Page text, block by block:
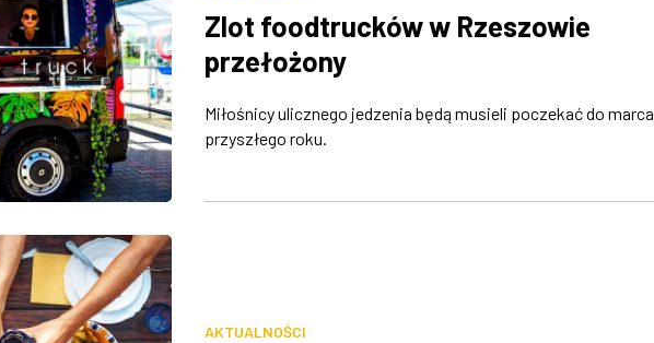
Zlot foodtrucków w Rzeszowie
przełożony
Miłośnicy ulicznego jedzenia będą musieli poczekać do marca
przyszłego roku.
AKTUALNOŚCI